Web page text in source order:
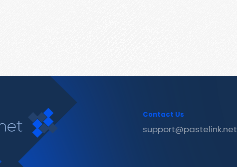
Contact Us
support@pastelink.net